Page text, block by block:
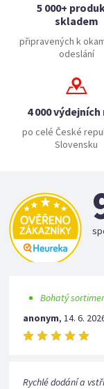
5 000+
skladem
připravených k
odeslání
4 000
po celé České
Slovensku
Bohatý
anonym,14. 6.
Rychlé dodání a